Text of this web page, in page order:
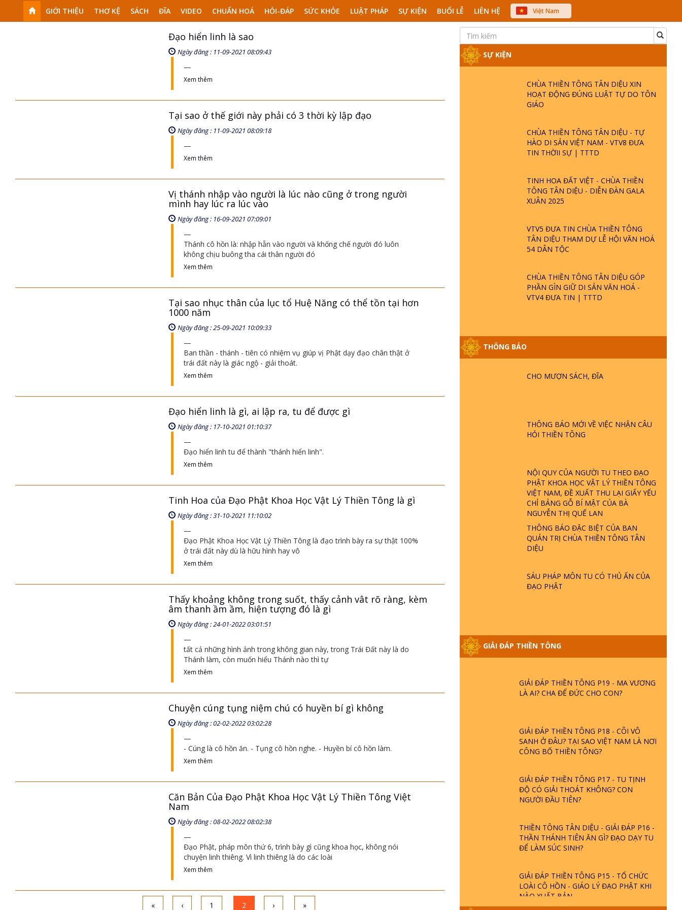
GIỚI THIỆU THƠ KỆ SÁCH ĐĨA VIDEO CHUẨN HOÁ HỎI-ĐÁP SỨC KHỎE LUẬT PHÁP SỰ KIỆN BUỔI LỄ LIÊN HỆ
Việt Nam
中文
Đạo hiển linh là sao
Ngày đăng : 11-09-2021 08:09:43
Xem thêm
Tại sao ở thế giới này phải có 3 thời kỳ lập đạo
Ngày đăng : 11-09-2021 08:09:18
Xem thêm
Vị thánh nhập vào người là lúc nào cũng ở trong người
mình hay lúc ra lúc vào
Ngày đăng : 16-09-2021 07:09:01
Thánh cô hồn là: nhập hẵn vào người và khống chế người đó luôn
không chịu buông tha cái thân người đó
Xem thêm
Tại sao nhục thân của lục tổ Huệ Năng có thể tồn tại hơn
1000 năm
Ngày đăng : 25-09-2021 10:09:33
Ban thần - thánh - tiên có nhiệm vụ giúp vị Phật dạy đạo chân thật ở
trái đất này là giác ngộ - giải thoát.
Xem thêm
Đạo hiển linh là gì, ai lập ra, tu để được gì
Ngày đăng : 17-10-2021 01:10:37
Đạo hiển linh tu để thành "thánh hiển linh".
Xem thêm
Tinh Hoa của Đạo Phật Khoa Học Vật Lý Thiền Tông là gì
Ngày đăng : 31-10-2021 11:10:02
Đạo Phật Khoa Học Vật Lý Thiền Tông là đạo trình bày ra sự thật 100%
ở trái đất này dù là hữu hình hay vô
Xem thêm
Thấy khoảng không trong suốt, thấy cảnh vât rõ ràng, kèm
âm thanh ầm ầm, hiện tượng đó là gì
Ngày đăng : 24-01-2022 03:01:51
tất cả những hình ảnh trong không gian này, trong Trái Đất này là do
Thánh làm, còn muốn hiểu Thánh nào thì tự
Xem thêm
Chuyện cúng tụng niệm chú có huyền bí gì không
Ngày đăng : 02-02-2022 03:02:28
- Cúng là cô hồn ăn. - Tụng cô hồn nghe. - Huyền bí cô hồn làm.
Xem thêm
Căn Bản Của Đạo Phật Khoa Học Vật Lý Thiền Tông Việt
Nam
Ngày đăng : 08-02-2022 08:02:38
Đạo Phật, pháp môn thứ 6, trình bày gì cũng khoa học, không nói
chuyện linh thiêng. Vì linh thiêng là do các loài
Xem thêm
« ‹ 1 2 › »
SỰ KIỆN
CHÙA THIỀN TÔNG TÂN DIỆU XIN
HOẠT ĐỘNG ĐÚNG LUẬT TỰ DO TÔN
GIÁO
CHÙA THIỀN TÔNG TÂN DIỆU - TỰ
HÀO DI SẢN VIỆT NAM - VTV8 ĐƯA
TIN THỜII SỰ | TTTD
TINH HOA ĐẤT VIỆT - CHÙA THIỀN
TÔNG TÂN DIỆU - DIỄN ĐÀN GALA
XUÂN 2025
VTV5 ĐƯA TIN CHÙA THIỀN TÔNG
TÂN DIỆU THAM DỰ LỄ HỘI VĂN HOÁ
54 DÂN TỘC
CHÙA THIỀN TÔNG TÂN DIỆU GÓP
PHẦN GÌN GIỮ DI SẢN VĂN HOÁ -
VTV4 ĐƯA TIN | TTTD
THÔNG BÁO
CHO MƯỢN SÁCH, ĐĨA
THÔNG BÁO MỚI VỀ VIỆC NHẬN CÂU
HỎI THIỀN TÔNG
NỘI QUY CỦA NGƯỜI TU THEO ĐẠO
PHẬT KHOA HỌC VẬT LÝ THIỀN TÔNG
VIỆT NAM, ĐỀ XUẤT THU LẠI GIẤY YẾU
CHỈ BẢNG GỖ BÍ MẬT CỦA BÀ
NGUYỄN THỊ QUẾ LAN
THÔNG BÁO ĐẶC BIỆT CỦA BAN
QUẢN TRỊ CHÙA THIỀN TÔNG TÂN
DIỆU
SÁU PHÁP MÔN TU CÓ THỦ ẤN CỦA
ĐẠO PHẬT
GIẢI ĐÁP THIỀN TÔNG
GIẢI ĐÁP ĐẶC BIỆT P25 - SUỐT 49 NĂM
PHẬT KHÔNG NÓI? HỘI LONG HOA LÀ
HỘI GÌ? TỬ VÌ ĐẠO
GIẢI ĐÁP ĐẶC BIỆT P23 - THIÊN ĐÀNG Ở
GIẢI ĐÁP THIỀN TÔNG ĐẶC BIỆT P22 -
TẠI SAO TRÁI ĐẤT NHIỀU THIÊN TAI - LŨ
LỤT - HỎA HOẠN | TTTD
GIẢI ĐÁP THIỀN TÔNG ĐẶC BIỆT P21 -
TẠI SAO ĐỨC PHẬT BƯỚC ĐI 7 BƯỚC
TRÊN HOA SEN ? | TTTD
GIẢI ĐÁP VỀ LỄ TIỄN THIỀN TÔNG SƯ
NGỌC LÂM VỀ PHẬT GIỚI
NÃO DO ĐÂU MÀ CÓ?
GIẢI ĐÁP THIỀN TÔNG P19 - MA VƯƠNG
LÀ AI? CHA ĐỂ ĐỨC CHO CON?
GIẢI ĐÁP THIỀN TÔNG P18 - CÕI VÔ
SANH Ở ĐÂU? TẠI SAO VIỆT NAM LÀ NƠI
CÔNG BỐ THIỀN TÔNG?
GIẢI ĐÁP THIỀN TÔNG P17 - TU TỊNH
ĐỘ CÓ GIẢI THOÁT KHÔNG? CON
NGƯỜI ĐẦU TIÊN?
THIỀN TÔNG TÂN DIỆU - GIẢI ĐÁP P16 -
THẦN THÁNH TIÊN ĂN GÌ? ĐẠO DẠY TU
ĐỂ LÀM SÚC SINH?
GIẢI ĐÁP THIỀN TÔNG P15 - TỔ CHỨC
LOÀI CÔ HỒN - GIÁO LÝ ĐẠO PHẬT KHI
NÀO XUẤT BẢN